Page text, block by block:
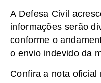
A Defesa Civil
informações serão
conforme o
o envio indevido da
Confira a nota oficial